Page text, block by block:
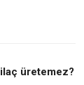
üretemez?